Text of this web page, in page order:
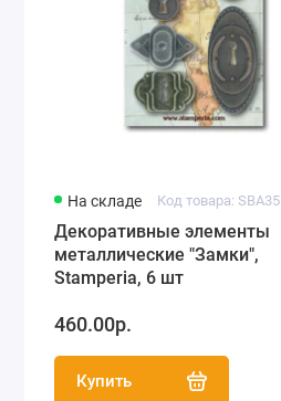
На складе Код товара: SBA35
Декоративные элементы
металлические "Замки",
Stamperia, 6 шт
460.00р.
Купить